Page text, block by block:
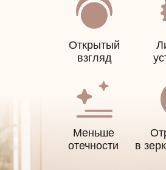
Меньше
отечности
Открытый
взгляд
в
Метафорическая карта
сертификат
на 1000₽
на следующий визит
Оставьте контакты
Администратор поможет выбрать